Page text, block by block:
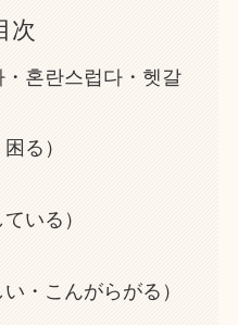
次
혼란스럽다・헷갈
る）
いる）
・こんがらがる）